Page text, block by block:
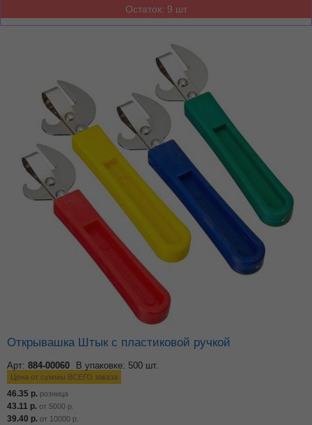
Остаток: 9 шт
Открывашка Штык с пластиковой ручкой
Арт: 884-00060 В упаковке: 500 шт.
Цена от суммы ВСЕГО заказа
46.35 р. розница
43.11 р. от 5000 р.
39.40 р. от 10000 р.